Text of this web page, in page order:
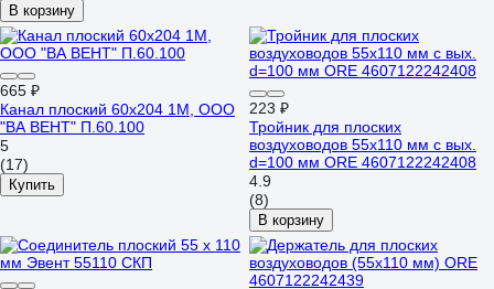
В корзину
665 ₽
Канал плоский 60x204 1М, ООО
"ВА ВЕНТ" П.60.100
5
(17)
Купить
223 ₽
Тройник для плоских
воздуховодов 55х110 мм с вых.
d=100 мм ORE 4607122242408
4.9
(8)
В корзину